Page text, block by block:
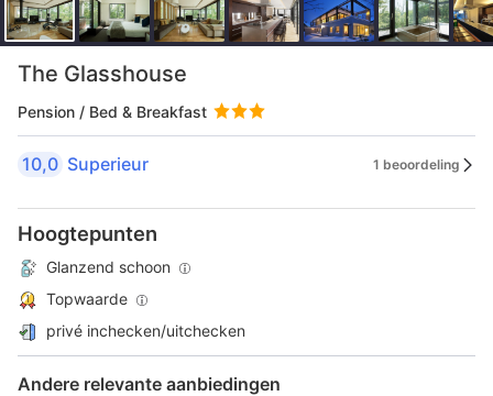
The Glasshouse
Pension / Bed & Breakfast
10,0 Superieur 1 beoordeling
Hoogtepunten
Glanzend schoon
Topwaarde
privé inchecken/uitchecken
Andere relevante aanbiedingen